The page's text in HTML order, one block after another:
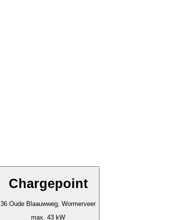
Chargepoint
36 Oude Blaauwweg, Wormerveer
max. 43 kW